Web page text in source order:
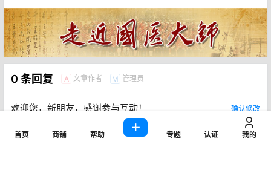
0 条回复 A 文章作者 M 管理员
欢迎您，新朋友，感谢参与互动！ 确认修改
首页 商铺 帮助 专题 认证 我的